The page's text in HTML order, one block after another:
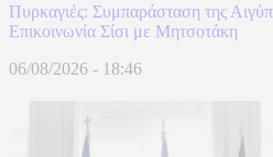
Πυρκαγιές: Συμπαράσταση της
Επικοινωνία Σίσι με Μητσοτάκη
06/08/2026 - 18:46